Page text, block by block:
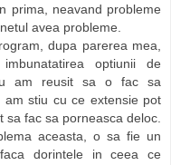
prima, neavand probleme
avea probleme.
dupa parerea mea,
optiunii de
am reusit sa o fac sa
stiu cu ce extensie pot
fac sa porneasca deloc.
aceasta, o sa fie un
dorintele in ceea ce